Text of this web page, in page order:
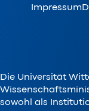
Impressum
Die Universität
sowohl als